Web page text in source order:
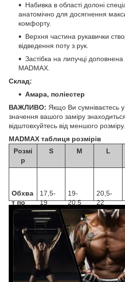
Набивка в області долоні
анатомічно для досягнення
комфорту.
Верхня частина рукавички
відведення поту з рук.
Застібка на липучці
MADMAX.
Склад:
Амара, поліестер
ВАЖЛИВО: Якщо Ви сумніваєтесь
значення вашого заміру
відштовхуйтесь від меншого розміру.
MADMAX таблиця розмірів
Розмі
р
S M L
Обхва
т по
кисті
17,5-
19
19-
20,5
20,5-
22